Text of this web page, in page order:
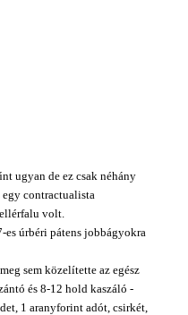
ugyan de ez csak néhány
egycontractualista
volt.
úrbéri pátens jobbágyokra
sem közelítette az egész
és 8-12 hold kaszáló -
1 aranyforint adót, csirkét,